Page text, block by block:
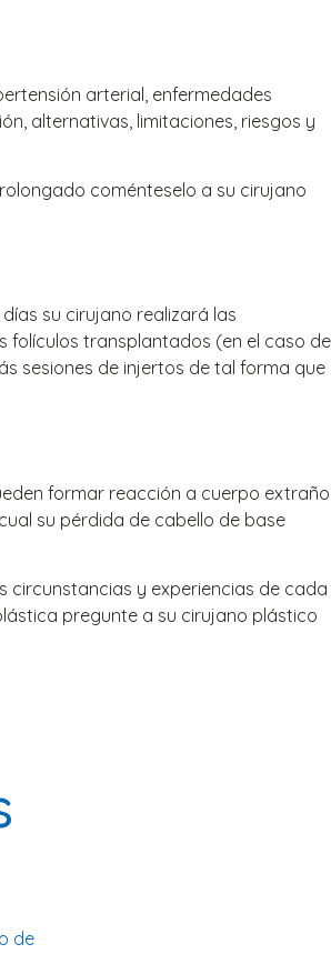
arterial, enfermedades
alternativas, limitaciones, riesgos y
coménteselo a su cirujano
su cirujano realizará las
folículos transplantados (en el caso de
sesiones de injertos de tal forma que
formar reacción a cuerpo extraño
su pérdida de cabello de base
circunstancias y experiencias de cada
pregunte a su cirujano plástico
de